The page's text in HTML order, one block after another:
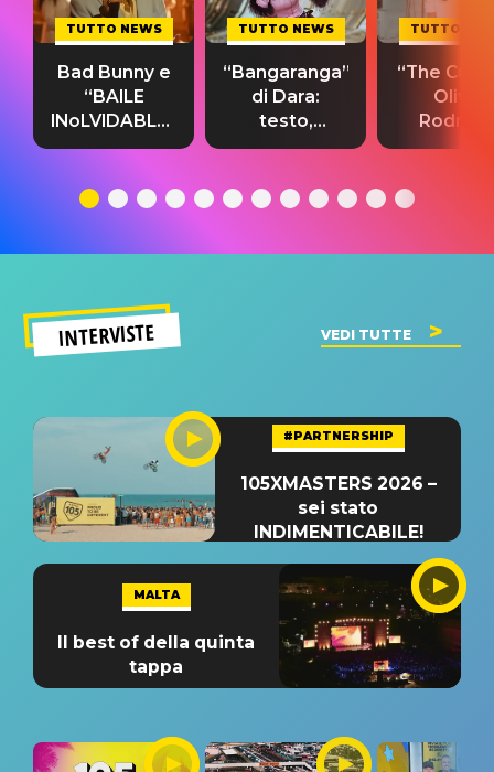
TUTTO NEWS
Bad Bunny e
“BAILE
INoLVIDABLE”:
testo,
significato
TUTTO NEWS
“Bangaranga”
di Dara:
testo,
traduzione e
del singolo
TUTTO
“The
Olivia
testo,
INTERVISTE VEDI TUTTE
#PARTNERSHIP
105XMASTERS 2026 –
sei stato
INDIMENTICABILE!
MALTA
Il best of della quinta
tappa